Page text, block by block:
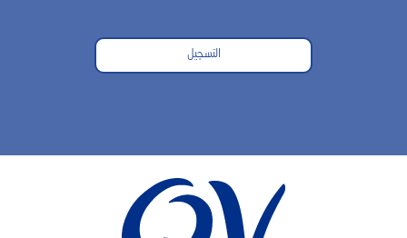
التسجيل